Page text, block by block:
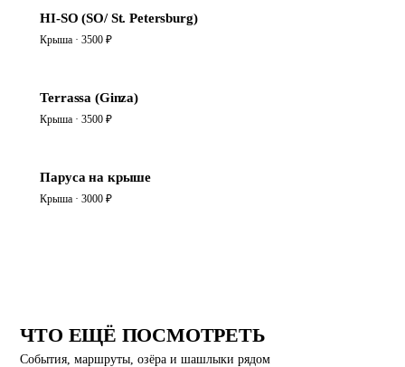
HI-SO (SO/ St. Petersburg)
Крыша · 3500 ₽
Terrassa (Ginza)
Крыша · 3500 ₽
Паруса на крыше
Крыша · 3000 ₽
ЧТО ЕЩЁ ПОСМОТРЕТЬ
События, маршруты, озёра и шашлыки рядом